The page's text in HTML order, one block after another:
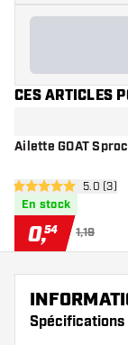
CES ARTICLES
Ailette GOAT
ouvrir le
5 étoiles de notation
5.0 (3)
En stock
0,54 1,19
Spécifications